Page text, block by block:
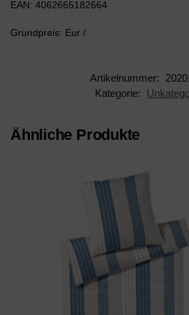
EAN: 4062665182664
Grundpreis: Eur /
Artikelnummer:
Kategorie:
Ähnliche Produkte